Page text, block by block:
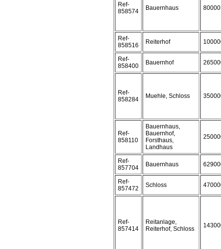
Ref-
858574
Bauernhaus 80000
Ref-
858516
Reiterhof
Ref-
858400
Bauernhof
Ref-
858284
Muehle, Schloss
Ref-
858110
Bauernhaus,
Bauernhof,
Forsthaus,
Landhaus
Ref-
857704
Bauernhaus
Ref-
857472
Schloss
Ref-
857414
Reitanlage,
Reiterhof, Schloss